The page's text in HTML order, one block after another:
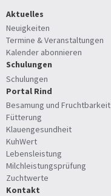
Aktuelles
Neuigkeiten
Termine & Veranstaltungen
Kalender abonnieren
Schulungen
Schulungen
Portal Rind
Besamung und Fruchtbarkeit
Fütterung
Klauengesundheit
KuhWert
Lebensleistung
Milchleistungsprüfung
Zuchtwerte
Kontakt